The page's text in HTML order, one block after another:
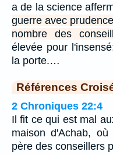
a de la science
guerre avec
nombre des
élevée pour
la porte.…
Références
2 Chroniques 22:4
Il fit ce qui est mal
maison d'Achab,
père des conseillers